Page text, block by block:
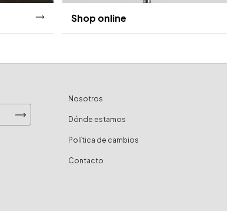
Shop online
Nosotros
Dónde estamos
Política de cambios
Contacto